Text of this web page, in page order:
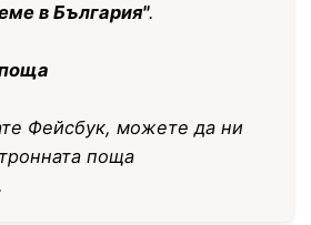
в България".
Фейсбук, можете да ни
поща